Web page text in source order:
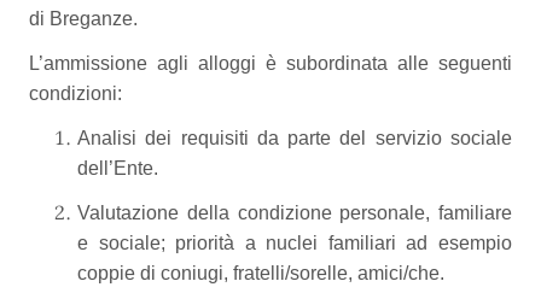
di Breganze.
L’ammissione agli alloggi è subordinata alle seguenti
condizioni:
Analisi dei requisiti da parte del servizio sociale
dell’Ente.
Valutazione della condizione personale, familiare
e sociale; priorità a nuclei familiari ad esempio
coppie di coniugi, fratelli/sorelle, amici/che.